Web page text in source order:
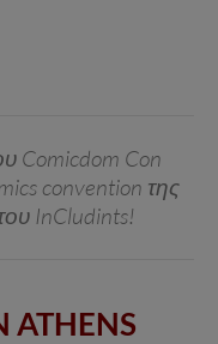
Comicdom Con
convention της
InCludints!
ATHENS